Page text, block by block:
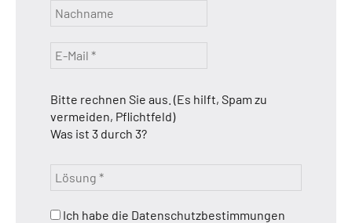
Bitte rechnen Sie aus. (Es hilft, Spam zu
vermeiden, Pflichtfeld)
Was ist 3 durch 3?
Ich habe die Datenschutzbestimmungen